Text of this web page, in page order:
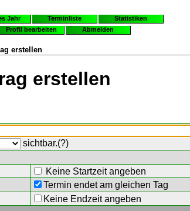
Jahr Terminliste
Statistiken
Profil bearbeiten Abmelden
erstellen
erstellen
sichtbar.(?)
Keine Startzeit angeben
Termin endet am gleichen Tag
Keine Endzeit angeben